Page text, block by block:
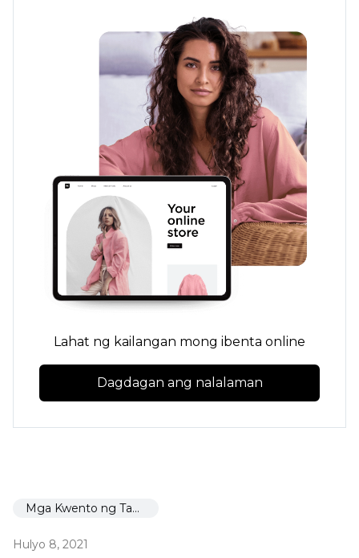
Lahat ng kailangan mong ibenta online
Dagdagan ang nalalaman
Mga Kwento ng Tagumpay
Hulyo 8, 2021